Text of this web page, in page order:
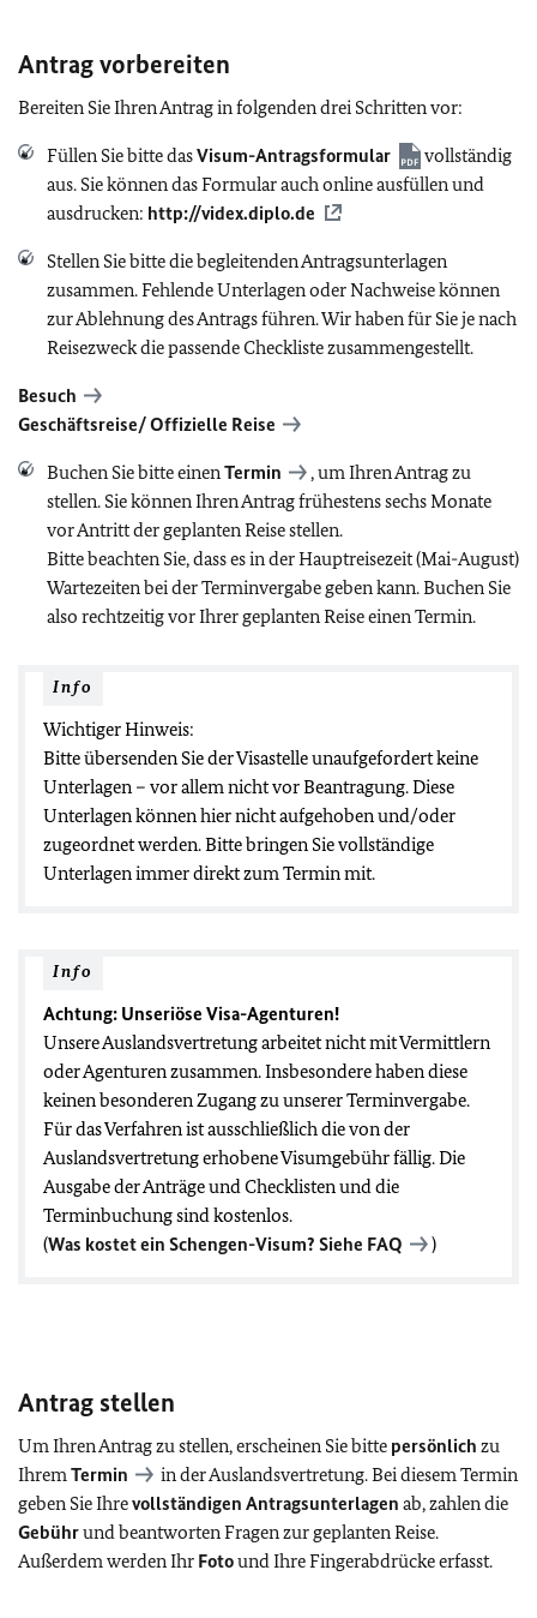
Antrag vorbereiten
Bereiten Sie Ihren Antrag in folgenden drei Schritten vor:
Füllen Sie bitte dasVisum-Antragsformular
vollständig
aus. Sie können das Formular auch online ausfüllen und
ausdrucken: http://videx.diplo.de
Stellen Sie bitte die begleitenden Antragsunterlagen
zusammen. Fehlende Unterlagen oder Nachweise können
zur Ablehnung des Antrags führen. Wir haben für Sie je nach
Reisezweck die passende Checkliste zusammengestellt.
Besuch
Geschäftsreise/ Offizielle Reise
Buchen Sie bitte einenTermin
, um Ihren Antrag zu
stellen. Sie können Ihren Antrag frühestens sechs Monate
vor Antritt der geplanten Reise stellen.
Bitte beachten Sie, dass es in der Hauptreisezeit (Mai-August)
Wartezeiten bei der Terminvergabe geben kann. Buchen Sie
also rechtzeitig vor Ihrer geplanten Reise einen Termin.
Info
Wichtiger Hinweis:
Bitte übersenden Sie der Visastelle unaufgefordert keine
Unterlagen – vor allem nicht vor Beantragung. Diese
Unterlagen können hier nicht aufgehoben und/oder
zugeordnet werden. Bitte bringen Sie vollständige
Unterlagen immer direkt zum Termin mit.
Info
Achtung: Unseriöse Visa-Agenturen!
Unsere Auslandsvertretung arbeitet nicht mit Vermittlern
oder Agenturen zusammen. Insbesondere haben diese
keinen besonderen Zugang zu unserer Terminvergabe.
Für das Verfahren ist ausschließlich die von der
Auslandsvertretung erhobene Visumgebühr fällig. Die
Ausgabe der Anträge und Checklisten und die
Terminbuchung sind kostenlos.
(Was kostet ein Schengen-Visum? Siehe FAQ )
Antrag stellen
Um Ihren Antrag zu stellen, erscheinen Sie bitte persönlich zu
IhremTermin
in der Auslandsvertretung. Bei diesem Termin
geben Sie Ihrevollständigen Antragsunterlagen ab, zahlen die
Gebührund beantworten Fragen zur geplanten Reise.
Außerdem werden Ihr Fotound Ihre Fingerabdrücke erfasst.